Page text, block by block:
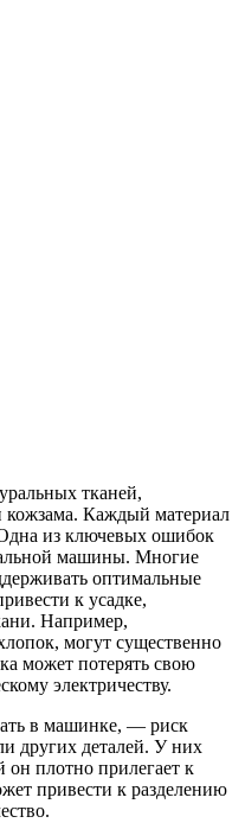
тканей,
кожзама. Каждый материал
Одна из ключевых ошибок
машины. Многие
оптимальные
к усадке,
Например,
могут существенно
может потерять свою
электричеству.
в машинке, — риск
других деталей. У них
он плотно прилегает к
привести к разделению